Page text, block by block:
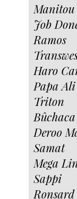
Manitou
Job
Ramos
Haro
Papa Ali
Triton
Bûchaca
Deroo
Samat
Mega
Sappi